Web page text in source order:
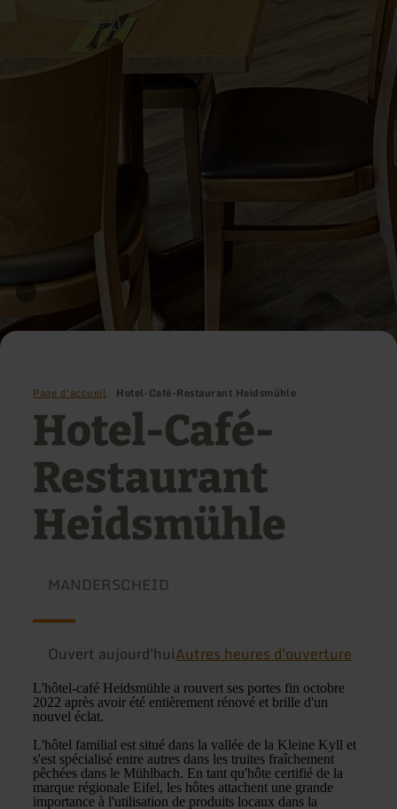
Page d'accueil Hotel-Café-Restaurant Heidsmühle
Hotel-Café-
Restaurant
Heidsmühle
MANDERSCHEID
Ouvert aujourd'huiAutres heures d'ouverture
L'hôtel-café Heidsmühle a rouvert ses portes fin octobre
2022 après avoir été entièrement rénové et brille d'un
nouvel éclat.
L'hôtel familial est situé dans la vallée de la Kleine Kyll et
s'est spécialisé entre autres dans les truites fraîchement
pêchées dans le Mühlbach. En tant qu'hôte certifié de la
marque régionale Eifel, les hôtes attachent une grande
importance à l'utilisation de produits locaux dans la